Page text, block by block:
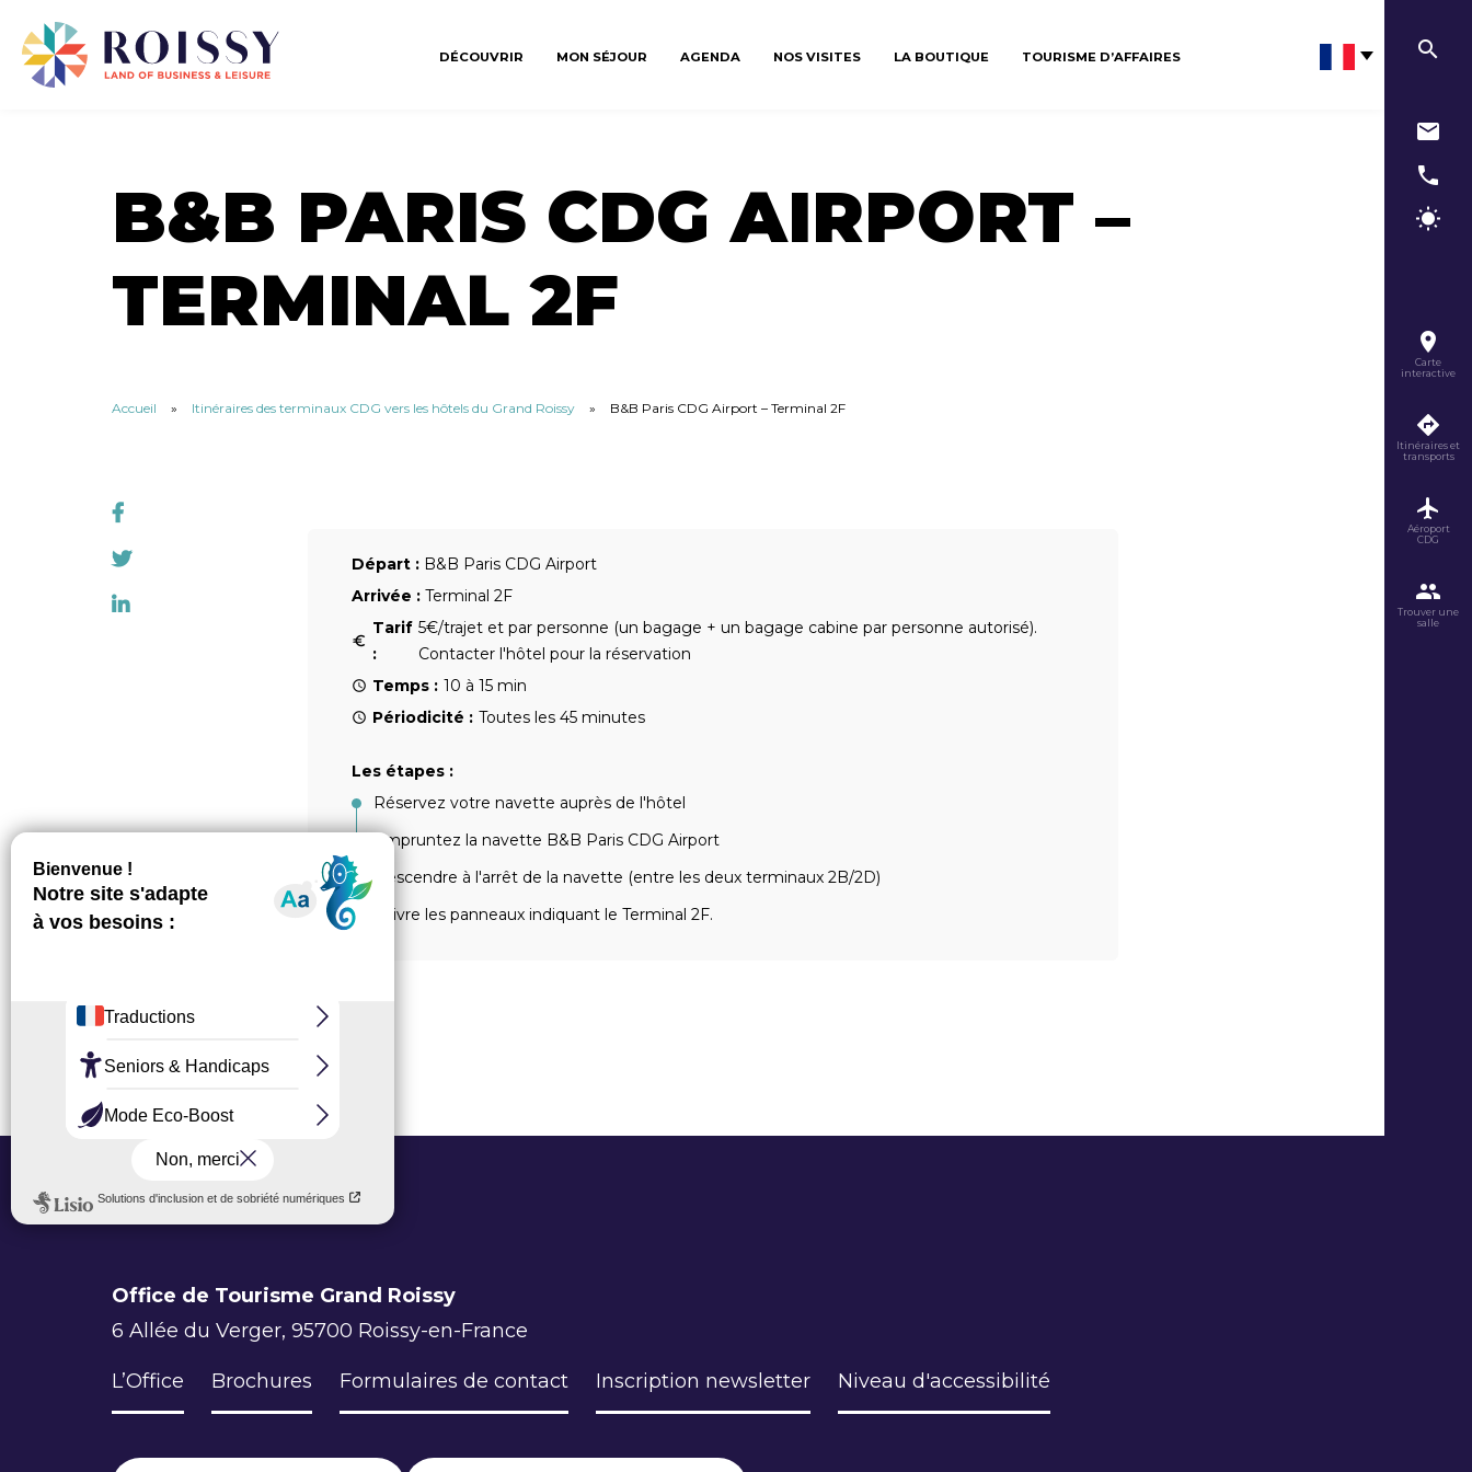
Carte
interactive
Itinéraires et
transports
Aéroport
CDG
Trouver une
salle
DÉCOUVRIR MON SÉJOUR AGENDA NOS VISITES LA BOUTIQUE TOURISME D’AFFAIRES
B&B PARIS CDG AIRPORT –
TERMINAL 2F
Accueil » Itinéraires des terminaux CDG vers les hôtels du Grand Roissy » B&B Paris CDG Airport – Terminal 2F
Départ : B&B Paris CDG Airport
Arrivée : Terminal 2F
Tarif
:
5€/trajet et par personne (un bagage + un bagage cabine par personne autorisé).
Contacter l'hôtel pour la réservation
Temps : 10 à 15 min
Périodicité : Toutes les 45 minutes
Les étapes :
Réservez votre navette auprès de l'hôtel
Empruntez la navette B&B Paris CDG Airport
Descendre à l'arrêt de la navette (entre les deux terminaux 2B/2D)
Suivre les panneaux indiquant le Terminal 2F.
Office de Tourisme Grand Roissy
6 Allée du Verger, 95700 Roissy-en-France
L’Office Brochures Formulaires de contact Inscription newsletter Niveau d'accessibilité